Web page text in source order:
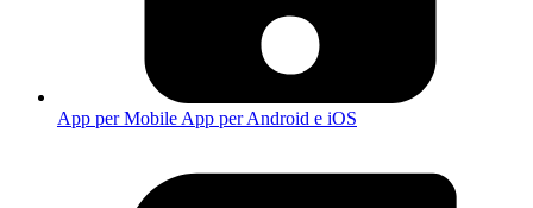
App per Mobile App per Android e iOS